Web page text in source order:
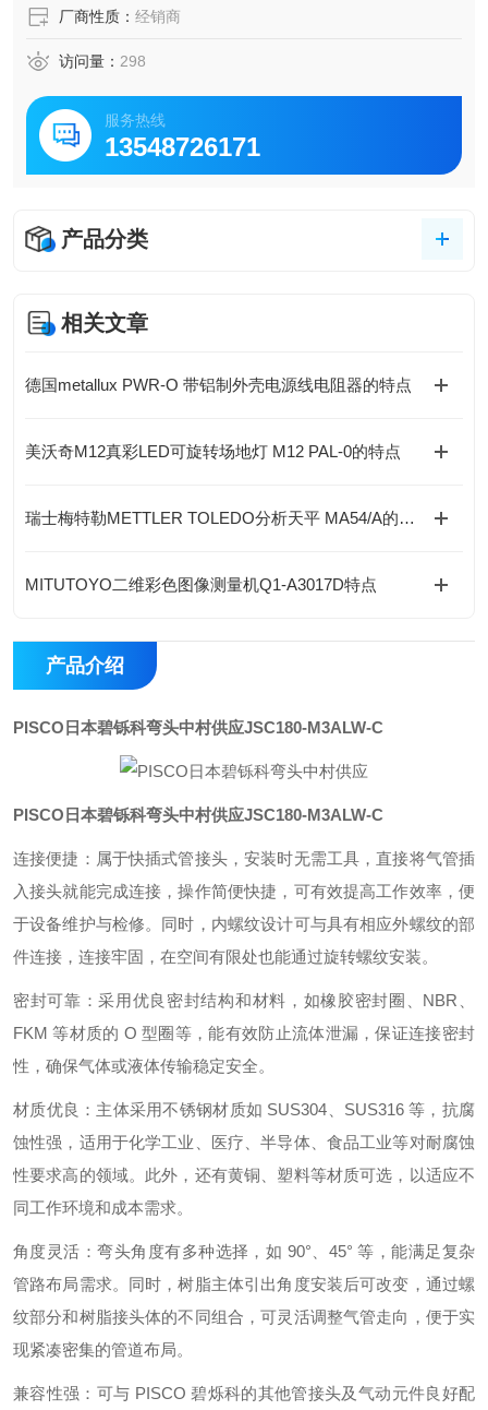
厂商性质： 经销商
访问量： 298
服务热线
13548726171
产品分类
相关文章
德国metallux PWR-O 带铝制外壳电源线电阻器的特点
美沃奇M12真彩LED可旋转场地灯 M12 PAL-0的特点
瑞士梅特勒METTLER TOLEDO分析天平 MA54/A的特点
MITUTOYO二维彩色图像测量机Q1-A3017D特点
产品介绍
PISCO日本碧铄科弯头中村供应JSC180-M3ALW-C
PISCO日本碧铄科弯头中村供应JSC180-M3ALW-C
连接便捷：属于快插式管接头，安装时无需工具，直接将气管插
入接头就能完成连接，操作简便快捷，可有效提高工作效率，便
于设备维护与检修。同时，内螺纹设计可与具有相应外螺纹的部
件连接，连接牢固，在空间有限处也能通过旋转螺纹安装。
密封可靠：采用优良密封结构和材料，如橡胶密封圈、NBR、
FKM 等材质的 O 型圈等，能有效防止流体泄漏，保证连接密封
性，确保气体或液体传输稳定安全。
材质优良：主体采用不锈钢材质如 SUS304、SUS316 等，抗腐
蚀性强，适用于化学工业、医疗、半导体、食品工业等对耐腐蚀
性要求高的领域。此外，还有黄铜、塑料等材质可选，以适应不
同工作环境和成本需求。
角度灵活：弯头角度有多种选择，如 90°、45° 等，能满足复杂
管路布局需求。同时，树脂主体引出角度安装后可改变，通过螺
纹部分和树脂接头体的不同组合，可灵活调整气管走向，便于实
现紧凑密集的管道布局。
兼容性强：可与 PISCO 碧烁科的其他管接头及气动元件良好配